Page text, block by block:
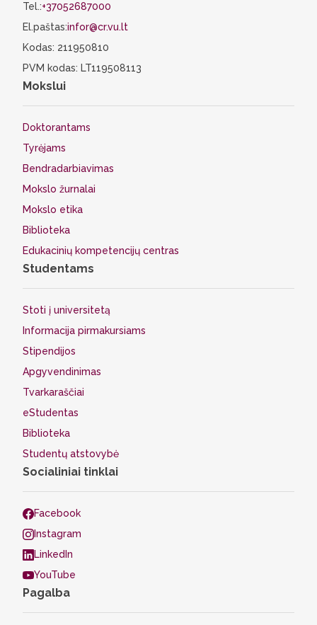
Tel.:+37052687000
El.paštas:infor@cr.vu.lt
Kodas: 211950810
PVM kodas: LT119508113
Mokslui
Doktorantams
Tyrėjams
Bendradarbiavimas
Mokslo žurnalai
Mokslo etika
Biblioteka
Edukacinių kompetencijų centras
Studentams
Stoti į universitetą
Informacija pirmakursiams
Stipendijos
Apgyvendinimas
Tvarkaraščiai
eStudentas
Biblioteka
Studentų atstovybė
Socialiniai tinklai
Facebook
Instagram
LinkedIn
YouTube
Pagalba